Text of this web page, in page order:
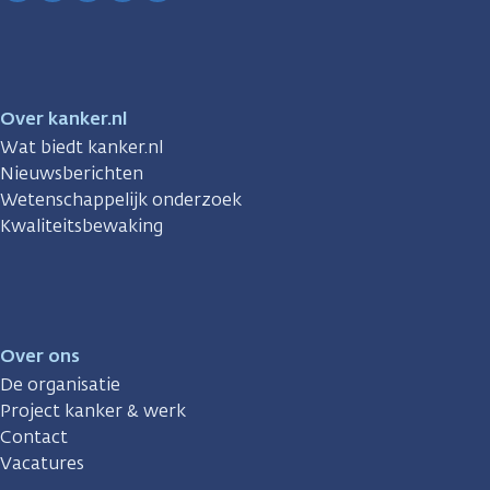
Over kanker.nl
Wat biedt kanker.nl
Nieuwsberichten
Wetenschappelijk onderzoek
Kwaliteitsbewaking
Over ons
De organisatie
Project kanker & werk
Contact
Vacatures